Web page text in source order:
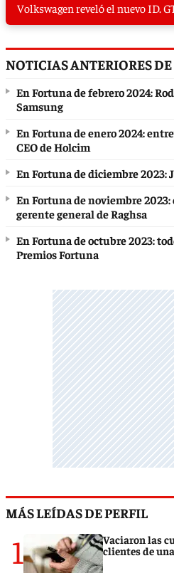
Volkswagen reveló el nuevo ID.
NOTICIAS ANTERIORES
En Fortuna de febrero 2024:
Samsung
En Fortuna de enero 2024:
CEO de Holcim
En Fortuna de diciembre 2023:
En Fortuna de noviembre
gerente general de Raghsa
En Fortuna de octubre 2023:
Premios Fortuna
MÁS LEÍDAS DE PERFIL
1
Vaciaron las
clientes de